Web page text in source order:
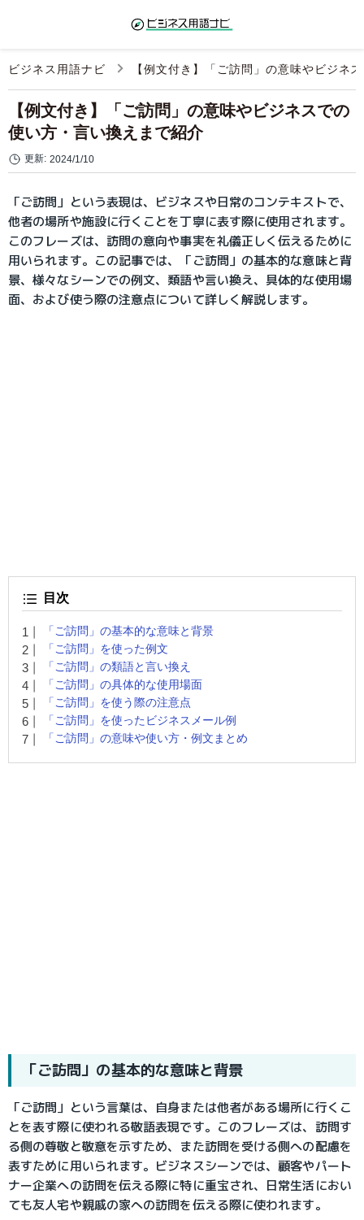
ビジネス用語ナビ 【例文付き】「ご訪問」の意味やビジネ
【例文付き】「ご訪問」の意味やビジネスでの
使い方・言い換えまで紹介
更新: 2024/1/10
「ご訪問」という表現は、ビジネスや日常のコンテキストで、
他者の場所や施設に行くことを丁寧に表す際に使用されます。
このフレーズは、訪問の意向や事実を礼儀正しく伝えるために
用いられます。この記事では、「ご訪問」の基本的な意味と背
景、様々なシーンでの例文、類語や言い換え、具体的な使用場
面、および使う際の注意点について詳しく解説します。
目次
「ご訪問」の基本的な意味と背景
「ご訪問」を使った例文
「ご訪問」の類語と言い換え
「ご訪問」の具体的な使用場面
「ご訪問」を使う際の注意点
「ご訪問」を使ったビジネスメール例
「ご訪問」の意味や使い方・例文まとめ
「ご訪問」の基本的な意味と背景
「ご訪問」という言葉は、自身または他者がある場所に行くこ
とを表す際に使われる敬語表現です。このフレーズは、訪問す
る側の尊敬と敬意を示すため、また訪問を受ける側への配慮を
表すために用いられます。ビジネスシーンでは、顧客やパート
ナー企業への訪問を伝える際に特に重宝され、日常生活におい
ても友人宅や親戚の家への訪問を伝える際に使われます。